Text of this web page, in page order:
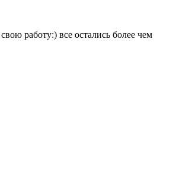
работу:) все остались более чем